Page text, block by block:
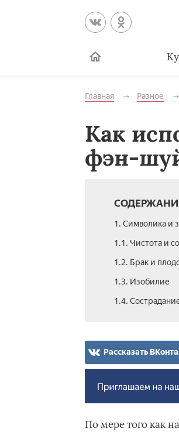
Главная Разное
Как
фэн-
1. Символика и
1.1. Чистота и
1.2. Брак и
1.3. Изобилие
1.4.
Рассказать
По мере того как